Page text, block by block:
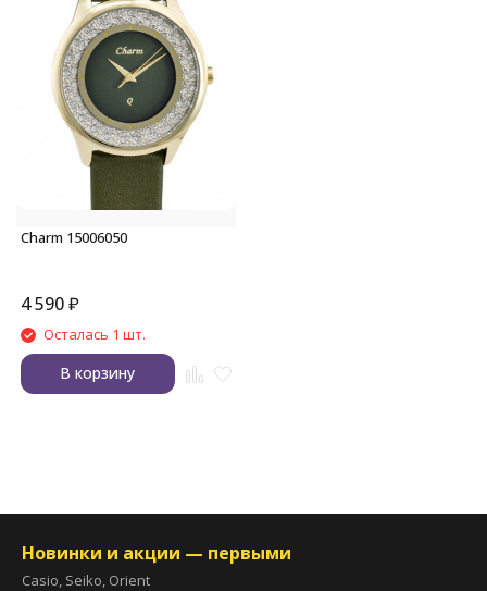
Charm 15006050
4 590₽
Осталась 1 шт.
В корзину
Новинки и акции — первыми
Casio, Seiko, Orient